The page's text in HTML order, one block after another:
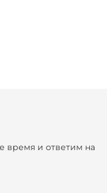
время и ответим на